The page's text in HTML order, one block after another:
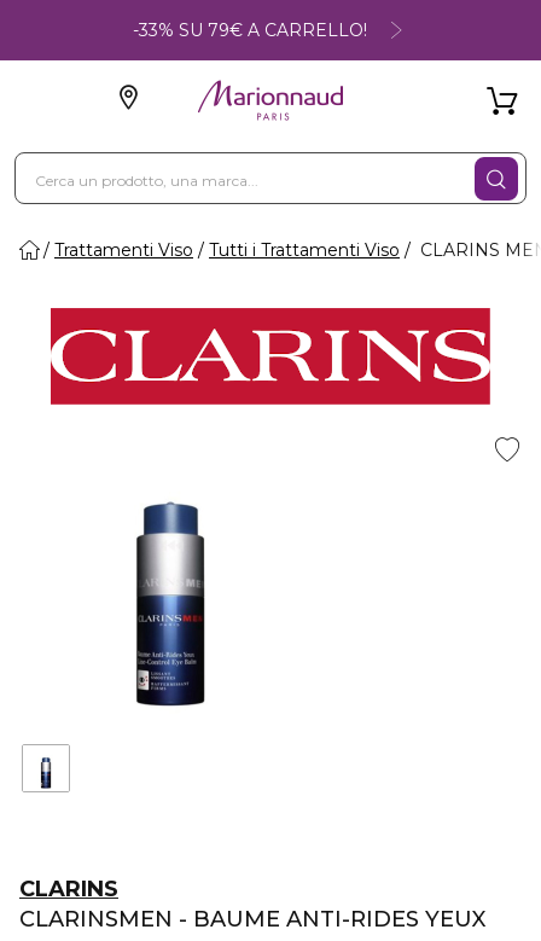
-33% SU 79€ A CARRELLO!
Trattamenti Viso Tutti i Trattamenti Viso CLARINS
CLARINS
CLARINSMEN - BAUME ANTI-RIDES YEUX